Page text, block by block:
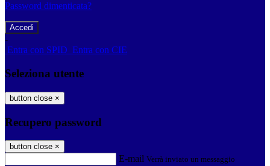
Password dimenticata?
-
Entra con SPID Entra con CIE
Seleziona utente
button close ×
Recupero password
button close ×
E-mail Verrà inviato un messaggio